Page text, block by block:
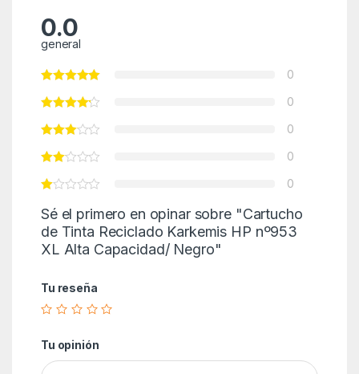
0.0
general
0
0
0
0
0
Sé el primero en opinar sobre "Cartucho
de Tinta Reciclado Karkemis HP nº953
XL Alta Capacidad/ Negro"
Tu reseña
Tu opinión